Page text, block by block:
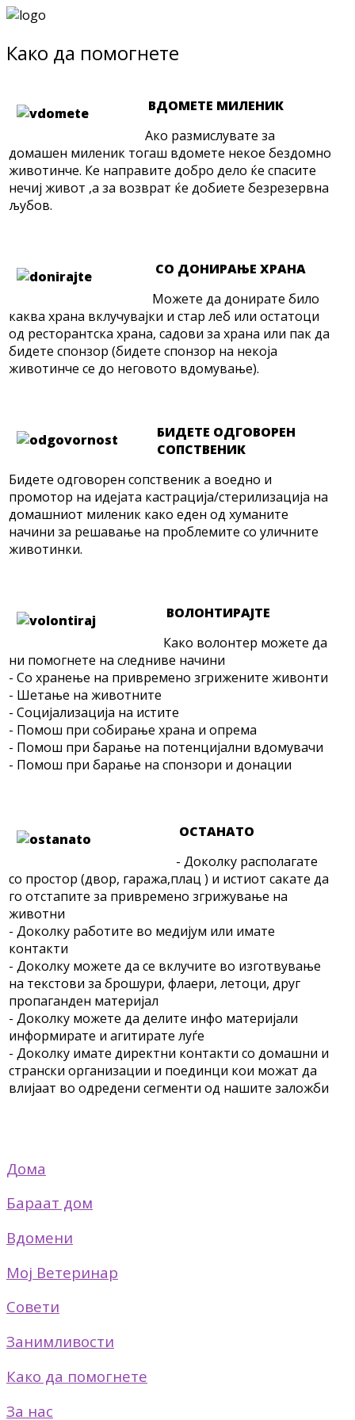
Како да помогнете
ВДОМЕТЕ МИЛЕНИК
Ако размислувате за
домашен миленик тогаш вдомете некое бездомно
животинче. Ке направите добро дело ќе спасите
нечиј живот ,а за возврат ќе добиете безрезервна
љубов.
СО ДОНИРАЊЕ ХРАНА
Можете да донирате било
каква храна вклучувајки и стар леб или остатоци
од ресторантска храна, садови за храна или пак да
бидете спонзор (бидете спонзор на некоја
животинче се до неговото вдомување).
БИДЕТЕ ОДГОВОРЕН
СОПСТВЕНИК
Бидете одговорен сопственик а воедно и
промотор на идејата кастрација/стерилизација на
домашниот миленик како еден од хуманите
начини за решавање на проблемите со уличните
животинки.
ВОЛОНТИРАЈТЕ
Како волонтер можете да
ни помогнете на следниве начини
- Со хранење на привремено згрижените живонти
- Шетање на животните
- Социјализација на истите
- Помош при собирање храна и опрема
- Помош при барање на потенцијални вдомувачи
- Помош при барање на спонзори и донации
ОСТАНАТО
- Доколку располагате
со простор (двор, гаража,плац ) и истиот сакате да
го отстапите за привремено згрижување на
животни
- Доколку работите во медијум или имате
контакти
- Доколку можете да се вклучите во изготвување
на текстови за брошури, флаери, летоци, друг
пропаганден материјал
- Доколку можете да делите инфо материјали
информирате и агитирате луѓе
- Доколку имате директни контакти со домашни и
странски организации и поединци кои можат да
влијаат во одредени сегменти од нашите заложби
Дома
Бараат дом
Вдомени
Мој Ветеринар
Совети
Занимливости
Како да помогнете
За нас